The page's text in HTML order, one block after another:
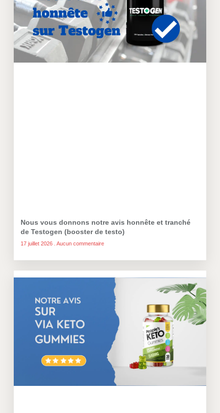
Nous vous donnons notre avis honnête et tranché
de Testogen (booster de testo)
17 juillet 2026 Aucun commentaire